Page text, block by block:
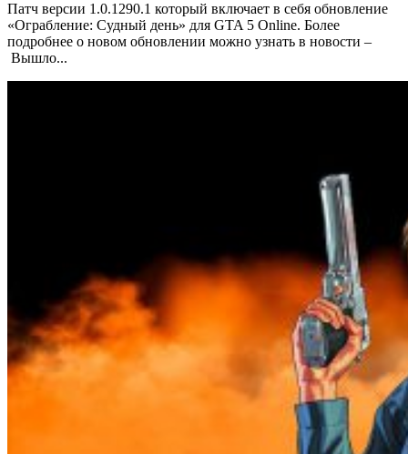
Патч версии 1.0.1290.1 который включает в себя обновление
«Ограбление: Судный день» для GTA 5 Online. Более
подробнее о новом обновлении можно узнать в новости –
Вышло...